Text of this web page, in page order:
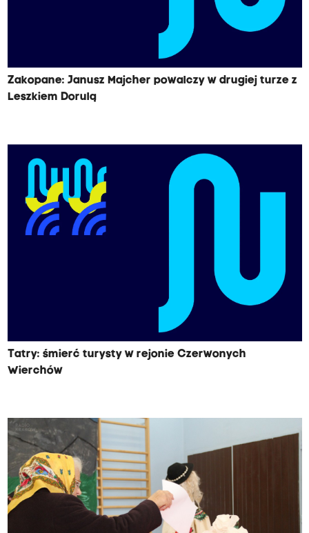
Zakopane: Janusz Majcher powalczy w drugiej turze z
Leszkiem Dorulą
Tatry: śmierć turysty w rejonie Czerwonych
Wierchów